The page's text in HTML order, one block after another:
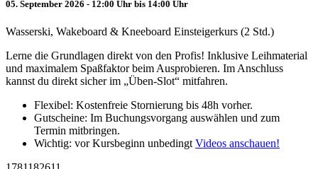
05. September 2026 - 12:00 Uhr bis 14:00 Uhr
Wasserski, Wakeboard & Kneeboard Einsteigerkurs (2 Std.)
Lerne die Grundlagen direkt von den Profis! Inklusive Leihmaterial
und maximalem Spaßfaktor beim Ausprobieren. Im Anschluss
kannst du direkt sicher im „Üben-Slot“ mitfahren.
Flexibel: Kostenfreie Stornierung bis 48h vorher.
Gutscheine: Im Buchungsvorgang auswählen und zum
Termin mitbringen.
Wichtig: vor Kursbeginn unbedingt Videos anschauen!